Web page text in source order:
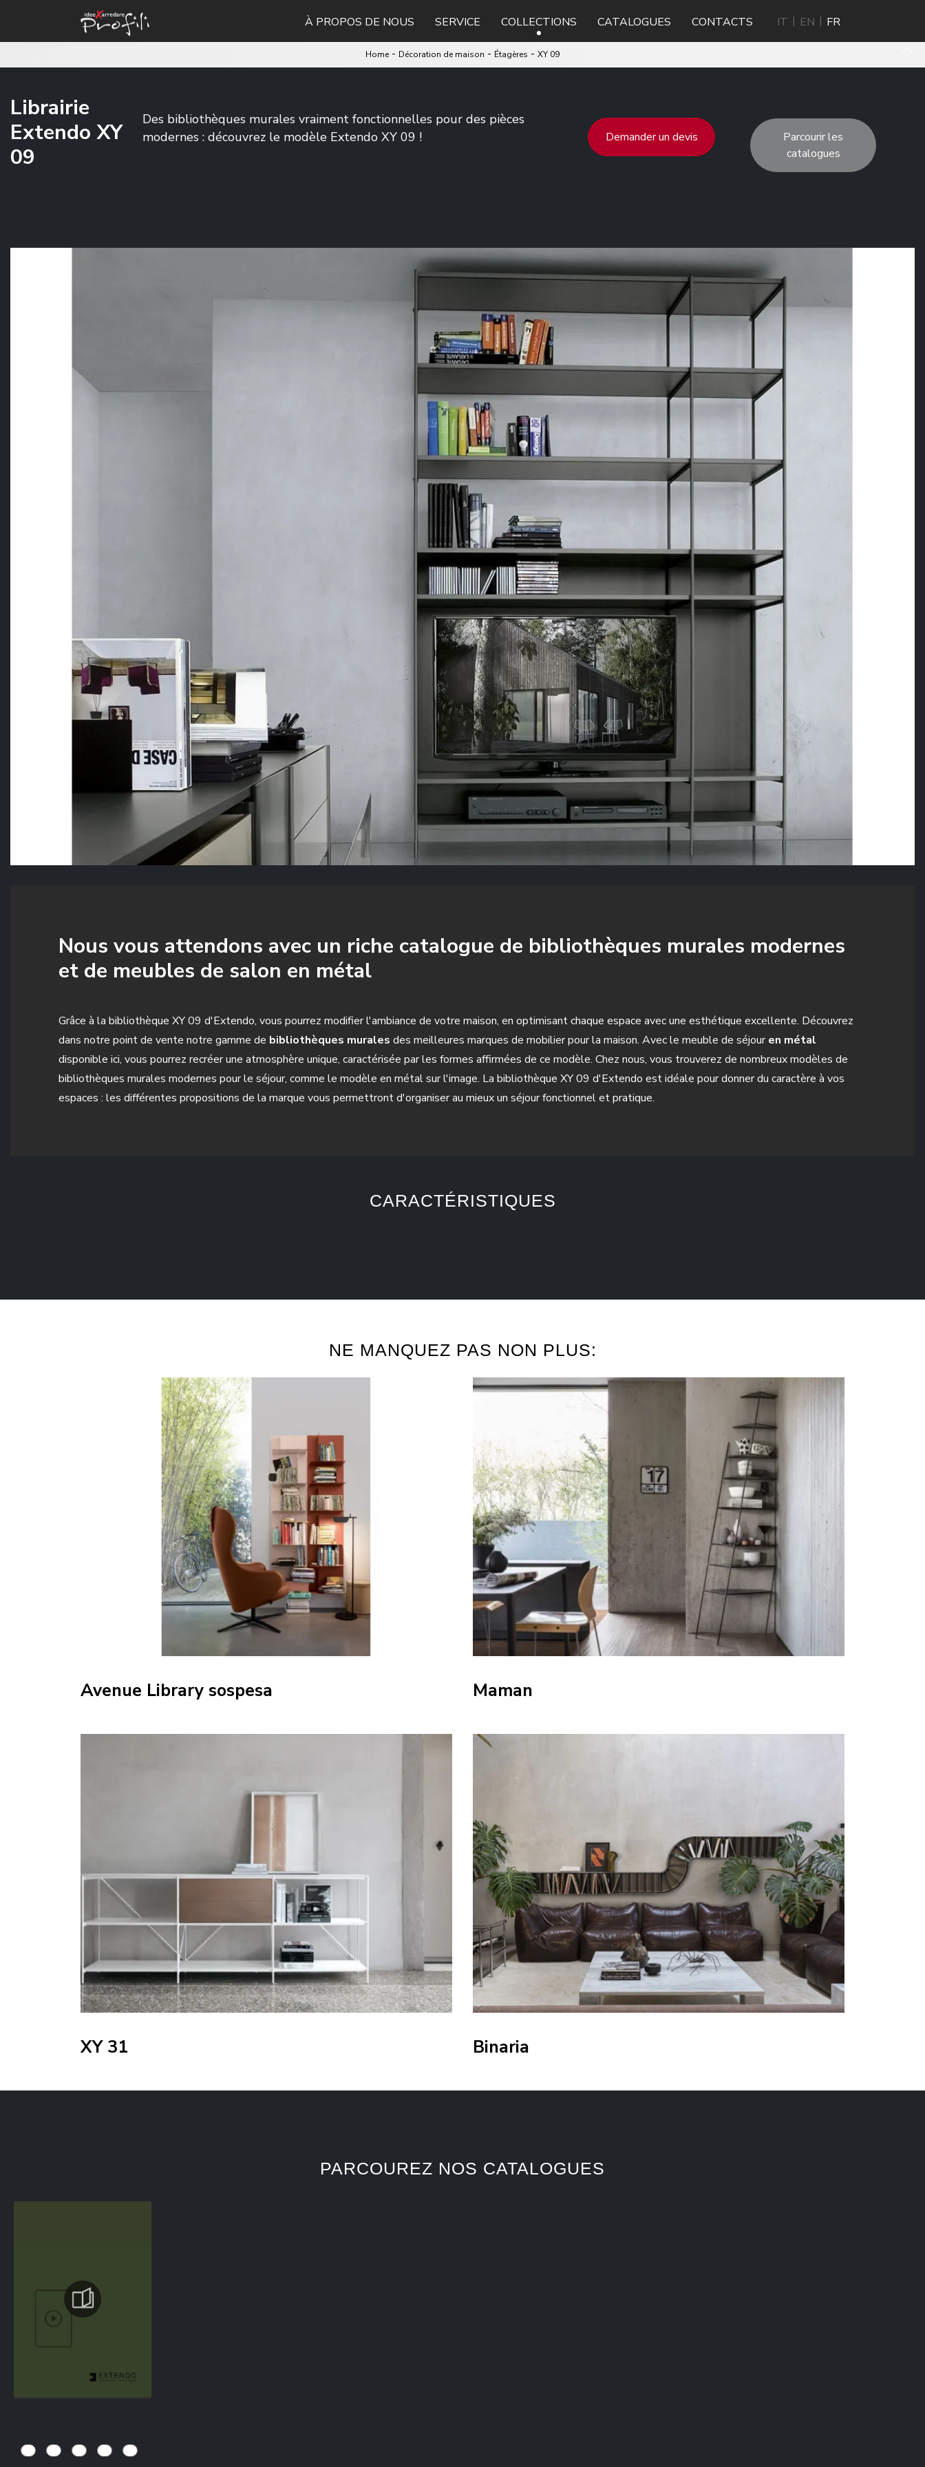
À PROPOS DE NOUS SERVICE COLLECTIONS CATALOGUES CONTACTS IT EN FR
Home - Décoration de maison - Étagères - XY 09
Librairie
Extendo XY
09
Des bibliothèques murales vraiment fonctionnelles pour des pièces
modernes : découvrez le modèle Extendo XY 09 !
Demander un devis
Parcourir les
catalogues
Nous vous attendons avec un riche catalogue de bibliothèques murales modernes
et de meubles de salon en métal
Grâce à la bibliothèque XY 09 d'Extendo, vous pourrez modifier l'ambiance de votre maison, en optimisant chaque espace avec une esthétique excellente. Découvrez
dans notre point de vente notre gamme de bibliothèques murales des meilleures marques de mobilier pour la maison. Avec le meuble de séjouren métal
disponible ici, vous pourrez recréer une atmosphère unique, caractérisée par les formes affirmées de ce modèle. Chez nous, vous trouverez de nombreux modèles de
bibliothèques murales modernes pour le séjour, comme le modèle en métal sur l'image. La bibliothèque XY 09 d'Extendo est idéale pour donner du caractère à vos
espaces : les différentes propositions de la marque vous permettront d'organiser au mieux un séjour fonctionnel et pratique.
CARACTÉRISTIQUES
NE MANQUEZ PAS NON PLUS:
Avenue Library sospesa Maman
XY 31 Binaria
PARCOUREZ NOS CATALOGUES